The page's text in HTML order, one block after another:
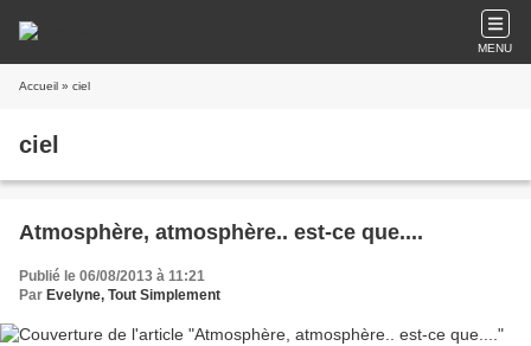
MENU
Accueil » ciel
ciel
Atmosphère, atmosphère.. est-ce que....
Publié le 06/08/2013 à 11:21
Par Evelyne, Tout Simplement